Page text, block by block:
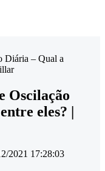
Diária – Qual a
Oscilação
eles? |
2021 17:28:03